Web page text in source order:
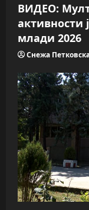
ВИДЕО:
активности
млади 2026
Снежа